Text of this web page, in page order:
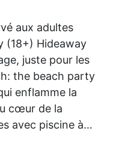
aux adultes
(18+) Hideaway
juste pour les
the beach party
enflamme la
cœur de la
avec piscine à…